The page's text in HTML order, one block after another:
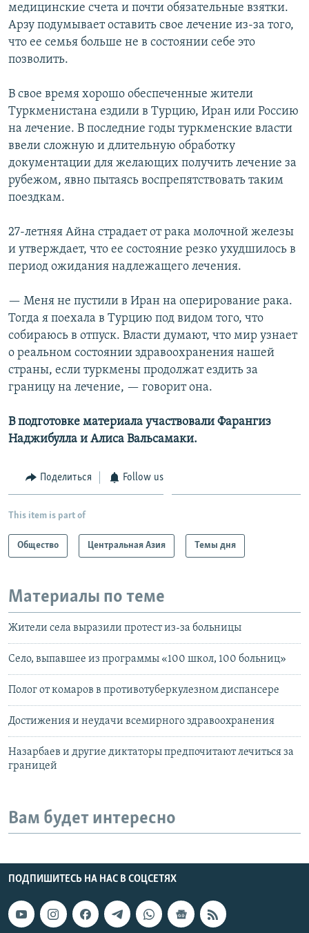
медицинские счета и почти обязательные взятки.
Арзу подумывает оставить свое лечение из-за того,
что ее семья больше не в состоянии себе это
позволить.
В свое время хорошо обеспеченные жители
Туркменистана ездили в Турцию, Иран или Россию
на лечение. В последние годы туркменские власти
ввели сложную и длительную обработку
документации для желающих получить лечение за
рубежом, явно пытаясь воспрепятствовать таким
поездкам.
27-летняя Айна страдает от рака молочной железы
и утверждает, что ее состояние резко ухудшилось в
период ожидания надлежащего лечения.
— Меня не пустили в Иран на оперирование рака.
Тогда я поехала в Турцию под видом того, что
собираюсь в отпуск. Власти думают, что мир узнает
о реальном состоянии здравоохранения нашей
страны, если туркмены продолжат ездить за
границу на лечение, — говорит она.
В подготовке материала участвовали Фарангиз
Наджибулла и Алиса Вальсамаки.
Поделиться Follow us
This item is part of
Общество Центральная Азия Темы дня
Материалы по теме
Жители села выразили протест из-за больницы
Село, выпавшее из программы «100 школ, 100 больниц»
Полог от комаров в противотуберкулезном диспансере
Достижения и неудачи всемирного здравоохранения
Назарбаев и другие диктаторы предпочитают лечиться за
границей
Вам будет интересно
ПОДПИШИТЕСЬ НА НАС В СОЦСЕТЯХ